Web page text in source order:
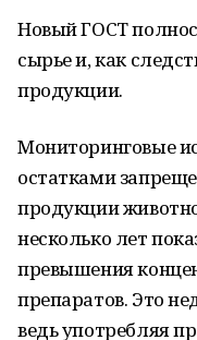
Новый ГОСТ
сырье и, как
продукции.
Мониторинговые
остатками
продукции
несколько лет
превышения
препаратов. Это
ведь употребляя